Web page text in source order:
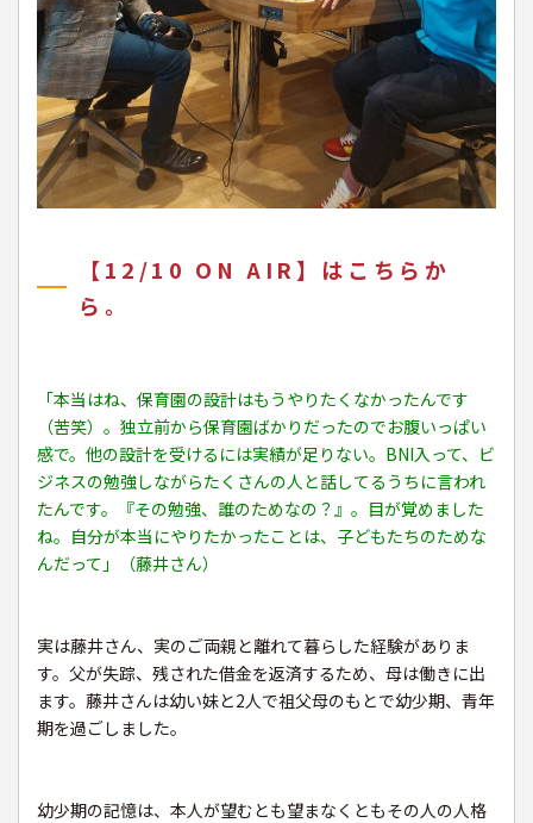
【12/10 ON AIR】はこちらか
ら。
「本当はね、保育園の設計はもうやりたくなかったんです
（苦笑）。独立前から保育園ばかりだったのでお腹いっぱい
感で。他の設計を受けるには実績が足りない。BNI入って、ビ
ジネスの勉強しながらたくさんの人と話してるうちに言われ
たんです。『その勉強、誰のためなの？』。目が覚めました
ね。自分が本当にやりたかったことは、子どもたちのためな
んだって」（藤井さん）
実は藤井さん、実のご両親と離れて暮らした経験がありま
す。父が失踪、残された借金を返済するため、母は働きに出
ます。藤井さんは幼い妹と2人で祖父母のもとで幼少期、青年
期を過ごしました。
幼少期の記憶は、本人が望むとも望まなくともその人の人格